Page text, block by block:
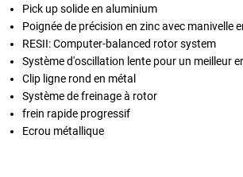
Pick up solide en aluminium
Poignée de précision en zinc avec manivelle
RESII: Computer-balanced rotor system
Système d'oscillation lente pour un meilleur
Clip ligne rond en métal
Système de freinage à rotor
frein rapide progressif
Ecrou métallique